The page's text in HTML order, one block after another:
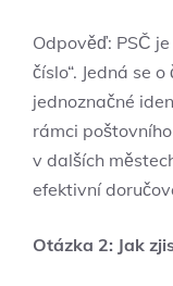
Odpověď: PSČ
číslo“. Jedná se
jednoznačné
rámci
v dalších
efektivní
Otázka 2: Jak